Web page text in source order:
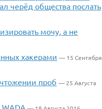
черёд общества послать
мочу, а не
хакерами — 15 Сентября
проб — 25 Августа